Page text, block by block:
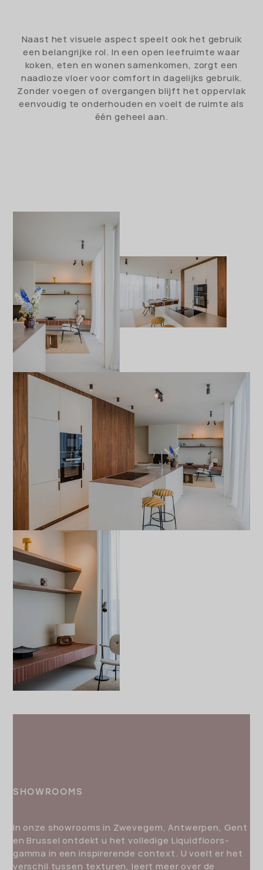
Naast het visuele aspect speelt ook het gebruik
een belangrijke rol. In een open leefruimte waar
koken, eten en wonen samenkomen, zorgt een
naadloze vloer voor comfort in dagelijks gebruik.
Zonder voegen of overgangen blijft het oppervlak
eenvoudig te onderhouden en voelt de ruimte als
één geheel aan.
SHOWROOMS
In onze showrooms in Zwevegem, Antwerpen, Gent
en Brussel ontdekt u het volledige Liquidfloors-
gamma in een inspirerende context. U voelt er het
verschil tussen texturen, leert meer over de